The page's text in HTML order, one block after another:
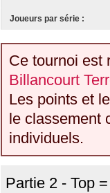
Joueurs par série :
Ce tournoi est
Billancourt
Les points et
le classement
individuels.
Partie 2 - Top